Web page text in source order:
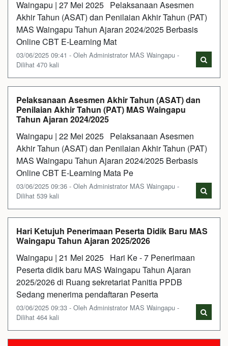
Waingapu | 27 Mei 2025 Pelaksanaan Asesmen
Akhir Tahun (ASAT) dan Penilaian Akhir Tahun (PAT)
MAS Waingapu Tahun Ajaran 2024/2025 Berbasis
Online CBT E-Learning Mat
03/06/2025 09:41 - Oleh Administrator MAS Waingapu -
Dilihat 470 kali
Pelaksanaan Asesmen Akhir Tahun (ASAT) dan
Penilaian Akhir Tahun (PAT) MAS Waingapu
Tahun Ajaran 2024/2025
Waingapu | 22 Mei 2025 Pelaksanaan Asesmen
Akhir Tahun (ASAT) dan Penilaian Akhir Tahun (PAT)
MAS Waingapu Tahun Ajaran 2024/2025 Berbasis
Online CBT E-Learning Mata Pe
03/06/2025 09:36 - Oleh Administrator MAS Waingapu -
Dilihat 539 kali
Hari Ketujuh Penerimaan Peserta Didik Baru MAS
Waingapu Tahun Ajaran 2025/2026
Waingapu | 21 Mei 2025 Hari Ke - 7 Penerimaan
Peserta didik baru MAS Waingapu Tahun Ajaran
2025/2026 di Ruang sekretariat Panitia PPDB
Sedang menerima pendaftaran Peserta
03/06/2025 09:33 - Oleh Administrator MAS Waingapu -
Dilihat 464 kali